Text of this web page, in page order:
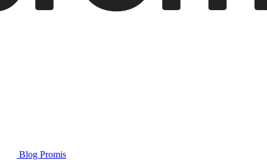
Blog Promis